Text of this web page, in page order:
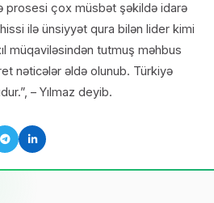
prosesi çox müsbət şəkildə idarə
ilə ünsiyyət qura bilən lider kimi
müqaviləsindən tutmuş məhbus
nəticələr əldə olunub. Türkiyə
– Yılmaz deyib.